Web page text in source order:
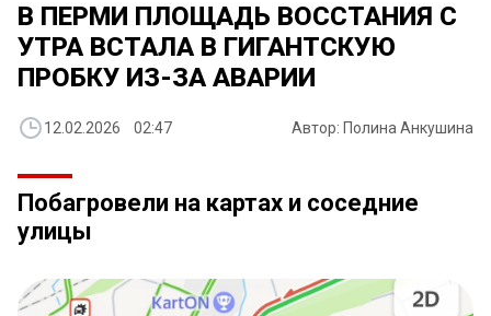
В ПЕРМИ ПЛОЩАДЬ ВОССТАНИЯ С
УТРА ВСТАЛА В ГИГАНТСКУЮ
ПРОБКУ ИЗ-ЗА АВАРИИ
12.02.2026 02:47 Автор: Полина Анкушина
Побагровели на картах и соседние
улицы